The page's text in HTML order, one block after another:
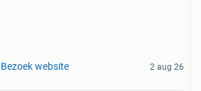
Bezoek website 2 aug 26